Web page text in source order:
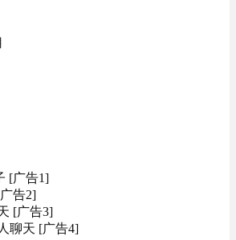
[广告1]
告2]
[广告3]
聊天 [广告4]